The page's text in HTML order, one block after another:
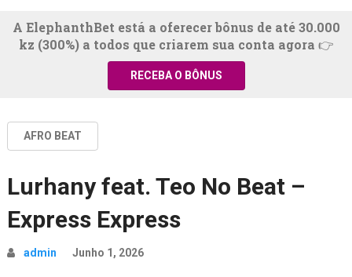
A ElephanthBet está a oferecer bônus de até 30.000
kz (300%) a todos que criarem sua conta agora 👉
RECEBA O BÔNUS
AFRO BEAT
Lurhany feat. Teo No Beat –
Express Express
admin Junho 1, 2026